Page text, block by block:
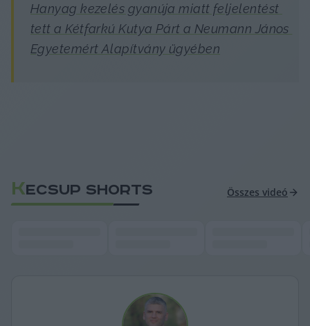
Hanyag kezelés gyanúja miatt feljelentést
tett a Kétfarkú Kutya Párt a Neumann János
Egyetemért Alapítvány ügyében
KECSUP SHORTS Összes videó